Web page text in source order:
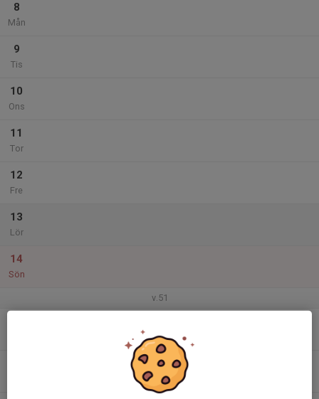
8
Mån
9
Tis
10
Ons
11
Tor
12
Fre
13
Lör
14
Sön
v.51